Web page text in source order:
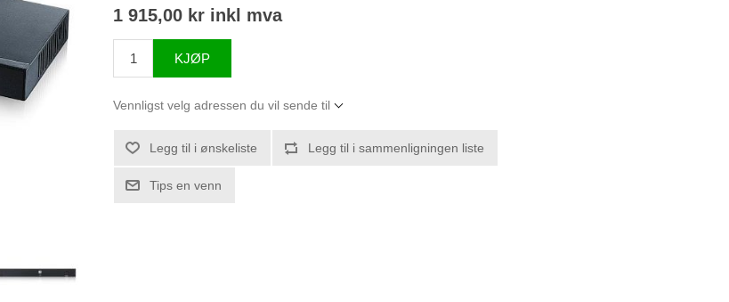
1 915,00 kr inkl mva
KJØP
Vennligst velg adressen du vil sende til
Legg til i ønskeliste Legg til i sammenligningen liste
Tips en venn